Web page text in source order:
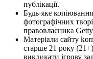
публікації.
Будь-яке
фотографічних
правовласника
Матеріали сайту
старше 21 року
викликати ігрову